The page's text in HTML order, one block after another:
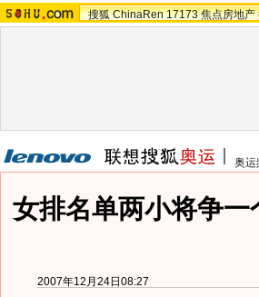
搜狐 ChinaRen 17173 焦点房地产
奥运
女排名单两小将争
2007年12月24日08:27